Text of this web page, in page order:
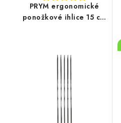
PRYM ergonomické
ponožkové ihlice 15 cm